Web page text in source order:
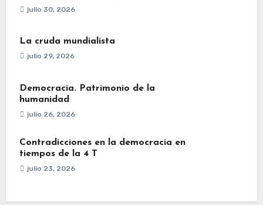
julio 30, 2026
La cruda mundialista
julio 29, 2026
Democracia. Patrimonio de la
humanidad
julio 26, 2026
Contradicciones en la democracia en
tiempos de la 4 T
julio 23, 2026